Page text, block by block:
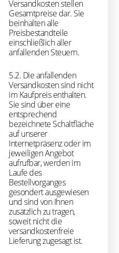
Versandkosten stellen
Gesamtpreise dar. Sie
beinhalten alle
Preisbestandteile
einschließlich aller
anfallenden Steuern.
5.2. Die anfallenden
Versandkosten sind nicht
im Kaufpreis enthalten.
Sie sind über eine
entsprechend
bezeichnete Schaltfläche
auf unserer
Internetpräsenz oder im
jeweiligen Angebot
aufrufbar, werden im
Laufe des
Bestellvorganges
gesondert ausgewiesen
und sind von Ihnen
zusätzlich zu tragen,
soweit nicht die
versandkostenfreie
Lieferung zugesagt ist.